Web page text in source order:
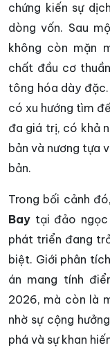
chứng kiến sự
dòng vốn. Sau
không còn mặn
chất đầu cơ
tông hóa dày
có xu hướng tìm
đa giá trị, có khả
bản và nương tựa
bản.
Trong bối cảnh
Bay tại đảo ngọc
phát triển đang
biệt. Giới phân
án mang tính
2026, mà còn là
nhờ sự cộng
phá và sự khan